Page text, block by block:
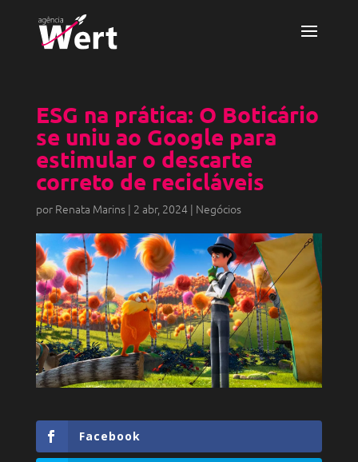
ESG na prática: O Boticário
se uniu ao Google para
estimular o descarte
correto de recicláveis
por Renata Marins| 2 abr, 2024| Negócios
Facebook